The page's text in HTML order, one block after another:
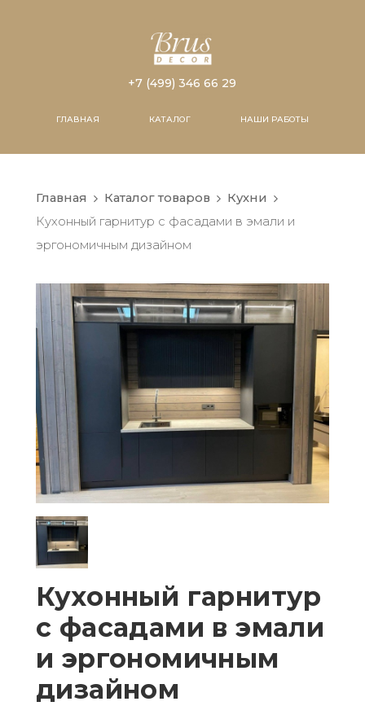
+7 (499) 346 66 29
ГЛАВНАЯ КАТАЛОГ НАШИ РАБОТЫ
Главная Каталог товаров
Кухни
Кухонный гарнитур с фасадами в эмали и
эргономичным дизайном
Кухонный гарнитур
с фасадами в эмали
и эргономичным
дизайном